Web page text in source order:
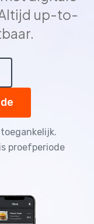
up-to-
proefperiode